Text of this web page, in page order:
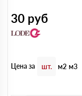
30 руб
Цена за шт. м2 м3